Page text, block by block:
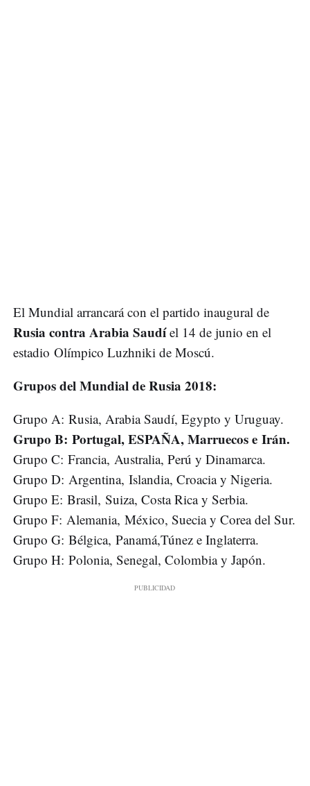
El Mundial arrancará con el partido inaugural de
Rusia contra Arabia Saudíel 14 de junio en el
estadio Olímpico Luzhniki de Moscú.
Grupos del Mundial de Rusia 2018:
Grupo A: Rusia, Arabia Saudí, Egypto y Uruguay.
Grupo B: Portugal, ESPAÑA, Marruecos e Irán.
Grupo C: Francia, Australia, Perú y Dinamarca.
Grupo D: Argentina, Islandia, Croacia y Nigeria.
Grupo E: Brasil, Suiza, Costa Rica y Serbia.
Grupo F: Alemania, México, Suecia y Corea del Sur.
Grupo G: Bélgica, Panamá,Túnez e Inglaterra.
Grupo H: Polonia, Senegal, Colombia y Japón.